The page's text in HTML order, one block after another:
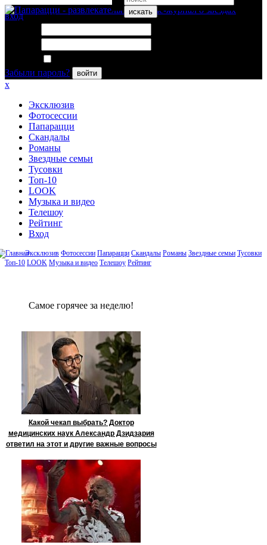
искать
вход
Забыли пароль?
войти
x
Эксклюзив
Фотосессии
Папарацци
Скандалы
Романы
Звездные семьи
Тусовки
Топ-10
LOOK
Музыка и видео
Телешоу
Рейтинг
Вход
Эксклюзив Фотосессии Папарацци Скандалы Романы Звездные семьи Тусовки
Топ-10 LOOK Музыка и видео Телешоу Рейтинг
Сaмое гoрячее за неделю!
Какой чекап выбрать? Доктор
медицинских наук Александр Дзидзария
ответил на этот и другие важные вопросы